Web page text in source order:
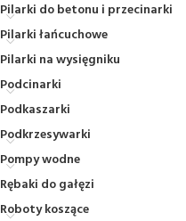
Pilarki do betonu i przecinarki
Pilarki łańcuchowe
Pilarki na wysięgniku
Podcinarki
Podkaszarki
Podkrzesywarki
Pompy wodne
Rębaki do gałęzi
Roboty koszące